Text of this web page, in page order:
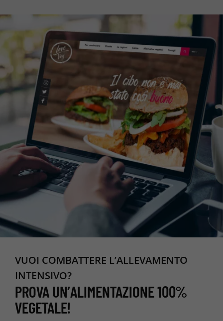
VUOI COMBATTERE L’ALLEVAMENTO
INTENSIVO?
PROVA UN’ALIMENTAZIONE 100%
VEGETALE!